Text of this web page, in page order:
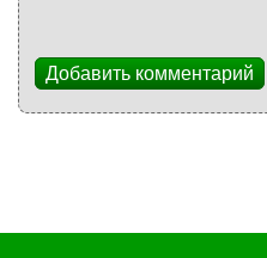
Добавить комментарий